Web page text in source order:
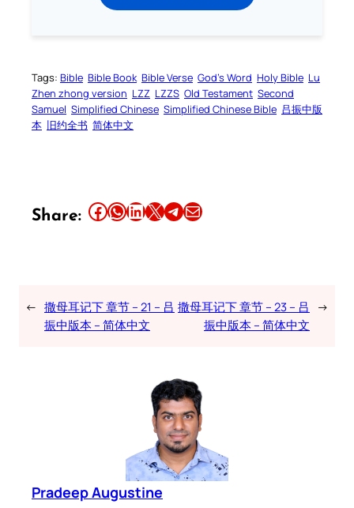
Tags: Bible Bible Book Bible Verse God’s Word Holy Bible Lu
Zhen zhong version LZZ LZZS Old Testament Second
Samuel Simplified Chinese Simplified Chinese Bible 吕振中版
本 旧约全书 简体中文
Share: Share this article on Facebook Share this article on WhatsApp Share this article on LinkedIn Share this article on X Share this article on TelegramEmail this Article
← 撒母耳记下 章节 – 21 – 吕
振中版本 – 简体中文
撒母耳记下 章节 – 23 – 吕
振中版本 – 简体中文
→
Pradeep Augustine